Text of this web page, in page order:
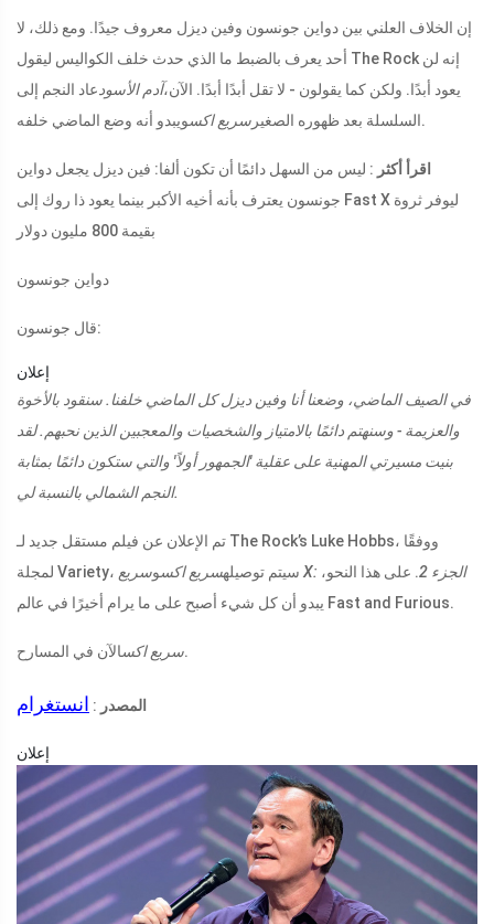
إن الخلاف العلني بين دواين جونسون وفين ديزل معروف جيدًا. ومع ذلك، لا
أحد يعرف بالضبط ما الذي حدث خلف الكواليس ليقول The Rock إنه لن
يعود أبدًا. ولكن كما يقولون - لا تقل أبدًا أبدًا. الآن،آدم الأسود عاد النجم إلى
السلسلة بعد ظهوره الصغير سريع اكس ويبدو أنه وضع الماضي خلفه.
اقرأ أكثر : ليس من السهل دائمًا أن تكون ألفا: فين ديزل يجعل دواين
جونسون يعترف بأنه أخيه الأكبر بينما يعود ذا روك إلى Fast X ليوفر ثروة
بقيمة 800 مليون دولار
دواين جونسون
قال جونسون:
إعلان
في الصيف الماضي، وضعنا أنا وفين ديزل كل الماضي خلفنا. سنقود بالأخوة
والعزيمة - وسنهتم دائمًا بالامتياز والشخصيات والمعجبين الذين نحبهم. لقد
بنيت مسيرتي المهنية على عقلية 'الجمهور أولاً' والتي ستكون دائمًا بمثابة
النجم الشمالي بالنسبة لي.
تم الإعلان عن فيلم مستقل جديد لـ The Rock’s Luke Hobbs، ووفقًا
لمجلة Variety، سيتم توصيلهسريع اكسو سريع X: الجزء 2
. على هذا النحو،
يبدو أن كل شيء أصبح على ما يرام أخيرًا في عالم Fast and Furious.
سريع اكسالآن في المسارح.
المصدر : انستغرام
إعلان